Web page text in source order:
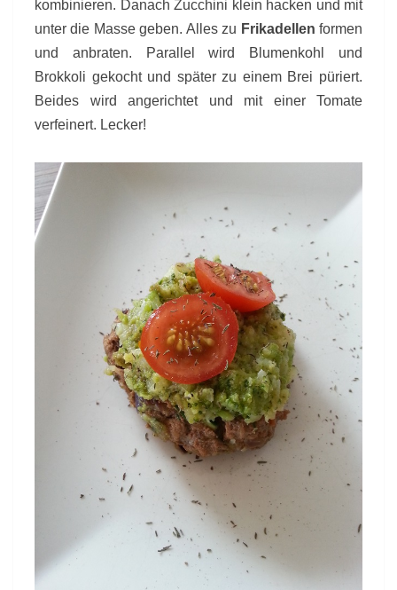
kombinieren. Danach Zucchini klein hacken und mit
unter die Masse geben. Alles zu Frikadellen formen
und anbraten. Parallel wird Blumenkohl und
Brokkoli gekocht und später zu einem Brei püriert.
Beides wird angerichtet und mit einer Tomate
verfeinert. Lecker!